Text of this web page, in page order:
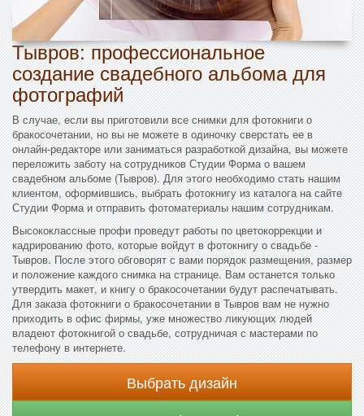
Тывров: профессиональное
создание свадебного альбома для
фотографий
В случае, если вы приготовили все снимки для фотокниги о
бракосочетании, но вы не можете в одиночку сверстать ее в
онлайн-редакторе или заниматься разработкой дизайна, вы можете
переложить заботу на сотрудников Студии Форма о вашем
свадебном альбоме (Тывров). Для этого необходимо стать нашим
клиентом, оформившись, выбрать фотокнигу из каталога на сайте
Студии Форма и отправить фотоматериалы нашим сотрудникам.
Высококлассные профи проведут работы по цветокоррекции и
кадрированию фото, которые войдут в фотокнигу о свадьбе -
Тывров. После этого обговорят с вами порядок размещения, размер
и положение каждого снимка на странице. Вам останется только
утвердить макет, и книгу о бракосочетании будут распечатывать.
Для заказа фотокниги о бракосочетании в Тывров вам не нужно
приходить в офис фирмы, уже множество ликующих людей
владеют фотокнигой о свадьбе, сотрудничая с мастерами по
телефону в интернете.
Выбрать дизайн